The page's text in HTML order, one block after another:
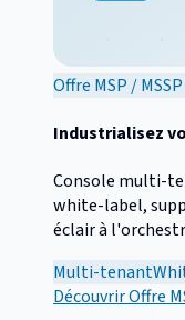
Offre MSP / MSSP
Industrialisez
Console multi-
white-label,
éclair à
Multi-tenant
DécouvrirOffre